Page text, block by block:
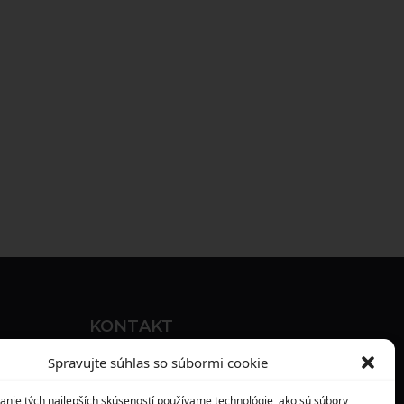
Spravujte súhlas so súbormi cookie
tých najlepších skúseností používame technológie, ako sú súbory
KONTAKT
MAXILO DENTAL, s. r. o.